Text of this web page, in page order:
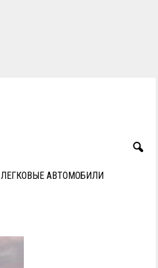
ЛЕГКОВЫЕ АВТОМОБИЛИ